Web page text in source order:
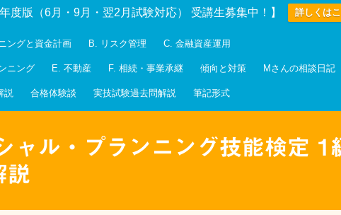
度版（6月・9月・翌2月試験対応） 受講生募集中！】 詳しくは
ングと資金計画 B. リスク管理 C. 金融資産運用
ニング E. 不動産 F. 相続・事業承継 傾向と対策 Mさんの相談日記
説 合格体験談 実技試験過去問解説 筆記形式
ャル・プランニング技能検定 1
説